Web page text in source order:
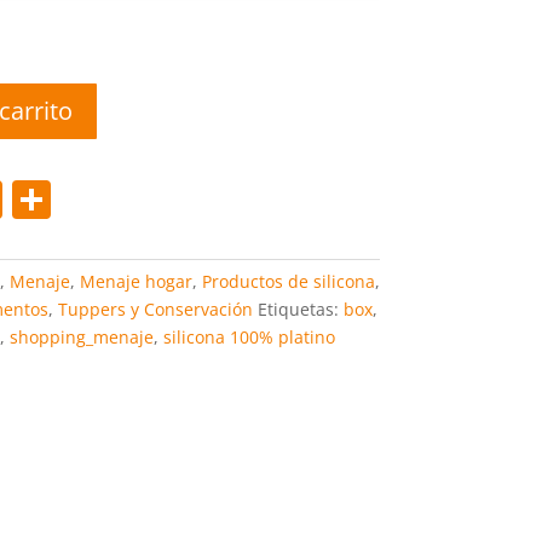
Pi
er
e
st
C
m
p
ar
, Menaje, Menaje hogar, Productos de silicona,
, Tuppers y Conservación Etiquetas: box,
, shopping_menaje, silicona 100% platino